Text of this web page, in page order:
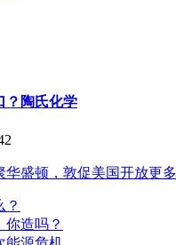
？陶氏化学
华盛顿，敦促美国开放更
？
你造吗？